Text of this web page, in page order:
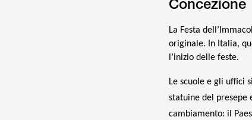
Concezione
La Festa
originale. In Italia,
l’inizio delle feste.
Le scuole e gli uffici
statuine del presepe
cambiamento: il